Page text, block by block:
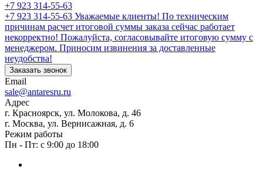
+7 923 314-55-63
+7 923 314-55-63 Уважаемые клиенты! По техническим
причинам расчет итоговой суммы заказа сейчас работает
некорректно! Пожалуйста, согласовывайте итоговую сумму с
менеджером. Приносим извинения за доставленные
неудобства!
Заказать звонок
Email
sale@antaresru.ru
Адрес
г. Красноярск, ул. Молокова, д. 46
г. Москва, ул. Вернисажная, д. 6
Режим работы
Пн - Пт: с 9:00 до 18:00